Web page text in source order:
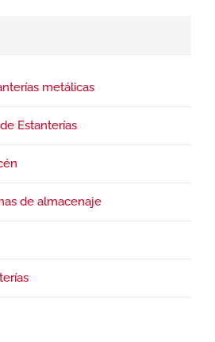
metálicas
Estanterías
de almacenaje